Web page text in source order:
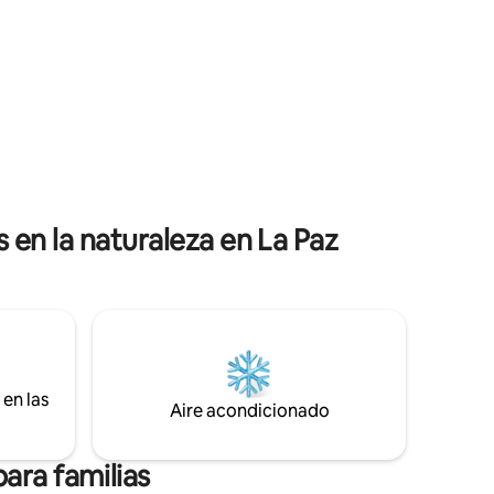
la naturaleza en La Paz
las
Aire acondicionado
familias